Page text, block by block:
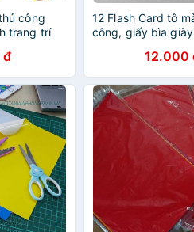
công
trang trí
đ
12 Flash Card tô
công, giấy bìa giày
(Thẻ rời kích thước
9cm)
12.000